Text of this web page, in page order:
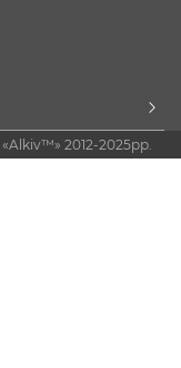
«Alkiv™» 2012-2025рр.